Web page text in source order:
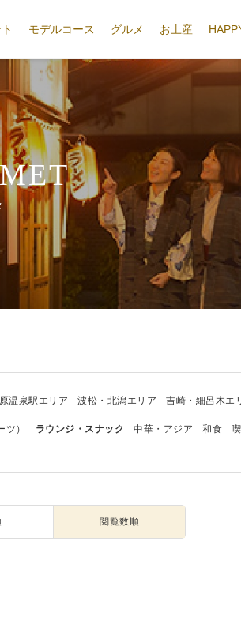
モデルコース グルメ お土産
温泉駅エリア 波松・北潟エリア 吉崎・細呂木エ
） ラウンジ・スナック 中華・アジア 和食
閲覧数順